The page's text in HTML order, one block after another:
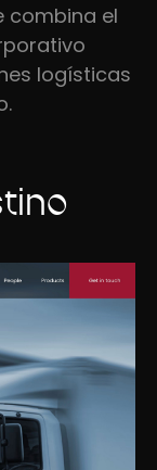
combina el
logísticas